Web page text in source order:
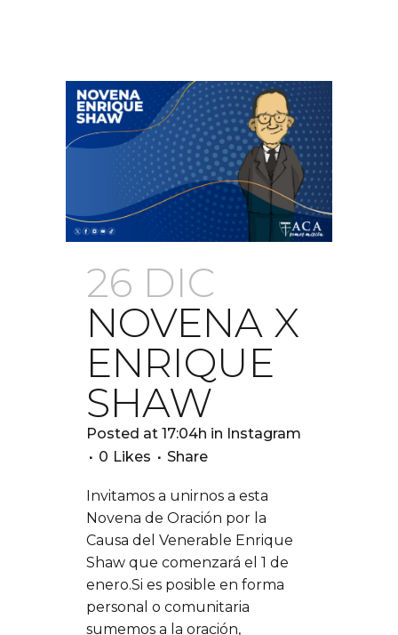
26 DIC
NOVENA X
ENRIQUE
SHAW
Posted at 17:04h in Instagram
0 Likes Share
Invitamos a unirnos a esta
Novena de Oración por la
Causa del Venerable Enrique
Shaw que comenzará el 1 de
enero.Si es posible en forma
personal o comunitaria
sumemos a la oración,